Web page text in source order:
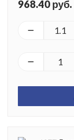
968.40 руб.